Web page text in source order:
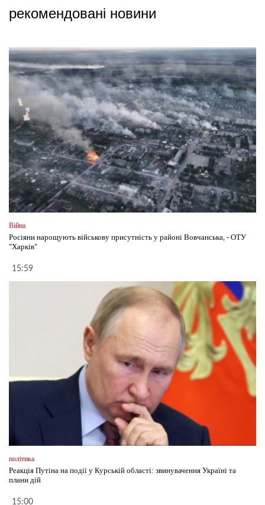
рекомендовані новини
Війна
Росіяни нарощують військову присутність у районі Вовчанська, - ОТУ
"Харків"
15:59
політика
Реакція Путіна на події у Курській області: звинувачення Україні та
плани дій
15:00